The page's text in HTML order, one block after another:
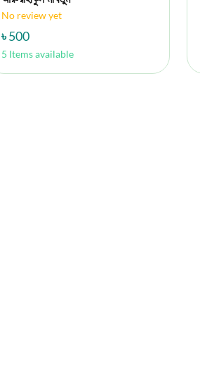
No review yet
৳ 500
5 Items available